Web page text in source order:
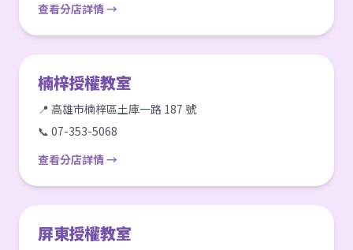
查看分店詳情 →
楠梓授權教室
📍 高雄市楠梓區土庫一路 187 號
📞 07-353-5068
查看分店詳情 →
屏東授權教室